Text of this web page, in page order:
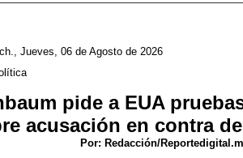
Jueves, 06 de Agosto de 2026
pide a EUA
acusación en contra
Por: Redacción/